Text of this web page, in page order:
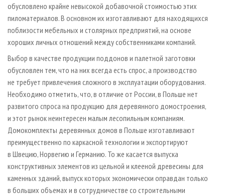
обусловлено крайне невысокой добавочной стоимостью этих
пиломатериалов. В основном их изготавливают для находящихся
поблизости мебельных и столярных предприятий, на основе
хороших личных отношений между собственниками компаний.
Выбор в качестве продукции поддонов и палетной заготовки
обусловлен тем, что на них всегда есть спрос, а производство
не требует привлечения сложного в эксплуатации оборудования.
Необходимо отметить, что, в отличие от России, в Польше нет
развитого спроса на продукцию для деревянного домостроения,
и этот рынок неинтересен малым лесопильным компаниям.
Домокомплекты деревянных домов в Польше изготавливают
преимущественно по каркасной технологии и экспортируют
в Швецию, Норвегию и Германию. То же касается выпуска
конструктивных элементов из цельной и клееной древесины для
каменных зданий, выпуск которых экономически оправдан только
в больших объемах и в сотрудничестве со строительными